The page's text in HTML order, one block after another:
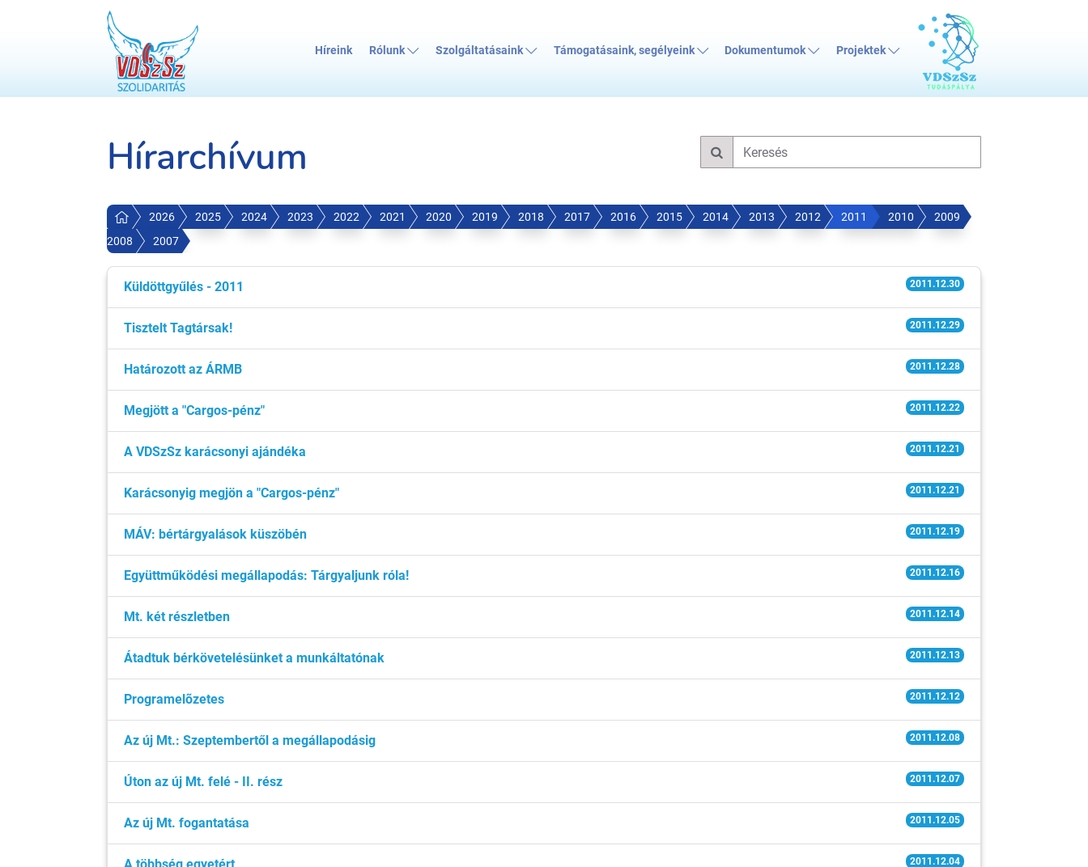
Híreink Rólunk Szolgáltatásaink Támogatásaink, segélyeink Dokumentumok Projektek
Hírarchívum
2026 2025 2024 2023 2022 2021 2020 2019 2018 2017 2016 2015 2014 2013 2012 2011 2010
2009
2008
2007
2011.12.30
Küldöttgyűlés - 2011
2011.12.29
Tisztelt Tagtársak!
2011.12.28
Határozott az ÁRMB
2011.12.22
Megjött a "Cargos-pénz"
2011.12.21
A VDSzSz karácsonyi ajándéka
2011.12.21
Karácsonyig megjön a "Cargos-pénz"
2011.12.19
MÁV: bértárgyalások küszöbén
2011.12.16
Együttműködési megállapodás: Tárgyaljunk róla!
2011.12.14
Mt. két részletben
2011.12.13
Átadtuk bérkövetelésünket a munkáltatónak
2011.12.12
Programelõzetes
2011.12.08
Az új Mt.: Szeptembertől a megállapodásig
2011.12.07
Úton az új Mt. felé - II. rész
2011.12.05
Az új Mt. fogantatása
2011.12.04